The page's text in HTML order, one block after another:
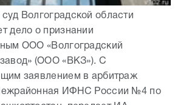
Волгоградской области
дело о признании
ООО «Волгоградский
(ООО «ВКЗ»). С
заявлением в арбитраж
ИФНС России №4 по